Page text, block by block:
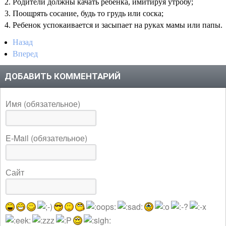
Поощрять сосание, будь то грудь или соска;
Ребенок успокаивается и засыпает на руках мамы или папы.
Назад
Вперед
ДОБАВИТЬ КОММЕНТАРИЙ
Имя (обязательное)
E-Mail (обязательное)
Сайт